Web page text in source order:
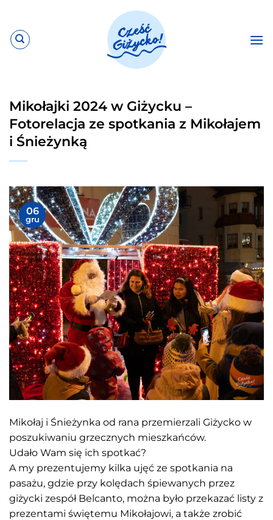
zawartości
Mikołajki 2024 w Giżycku –
Fotorelacja ze spotkania z Mikołajem
i Śnieżynką
06
gru
Mikołaj i Śnieżynka od rana przemierzali Giżycko w
poszukiwaniu grzecznych mieszkańców.
Udało Wam się ich spotkać?
A my prezentujemy kilka ujęć ze spotkania na
pasażu, gdzie przy kolędach śpiewanych przez
giżycki zespół Belcanto, można było przekazać listy z
prezentami świętemu Mikołajowi, a także zrobić